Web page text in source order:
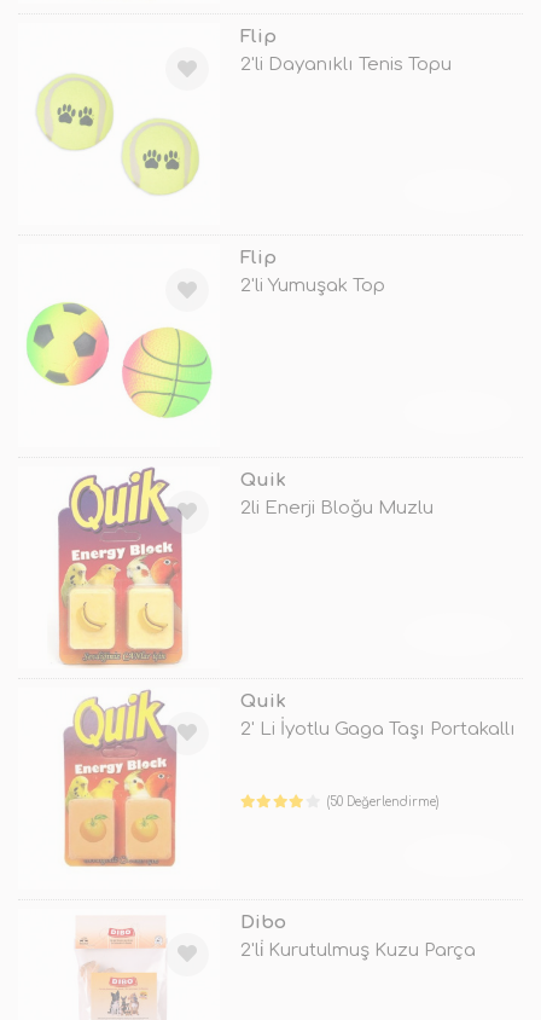
Flip
2'li Dayanıklı Tenis Topu
Flip
2'li Yumuşak Top
Quik
2li Enerji Bloğu Muzlu
Quik
2' Li İyotlu Gaga Taşı Portakallı
(50 Değerlendirme)
Dibo
2'li̇ Kurutulmuş Kuzu Parça